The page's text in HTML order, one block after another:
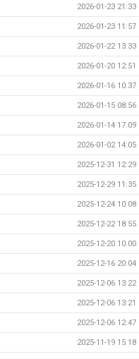
2026-01-23 21:33
2026-01-23 11:57
2026-01-22 13:33
2026-01-20 12:51
2026-01-16 10:37
2026-01-15 08:56
2026-01-14 17:09
2026-01-02 14:05
2025-12-31 12:29
2025-12-29 11:35
2025-12-24 10:08
2025-12-22 18:55
2025-12-20 10:00
2025-12-16 20:04
2025-12-06 13:22
2025-12-06 13:21
2025-12-06 12:47
2025-11-19 15:18